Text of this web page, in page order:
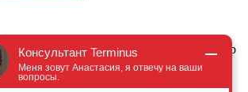
+7 (343) 305-72-12
Краснодар
+7 (3452) 69-89-78 . Челябинск +7 (351)
13-20 . Минск
Консультант Terminus
Меня зовут Анастасия, я отвечу на ваши
вопросы.